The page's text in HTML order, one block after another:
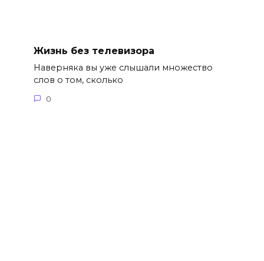
Жизнь без телевизора
Наверняка вы уже слышали множество
слов о том, сколько
0